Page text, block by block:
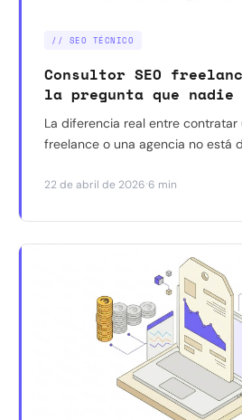
// SEO TÉCNICO
Consultor SEO
la pregunta que nadie
La diferencia real entre contratar
freelance o una agencia no está
22 de abril de 2026·6 min